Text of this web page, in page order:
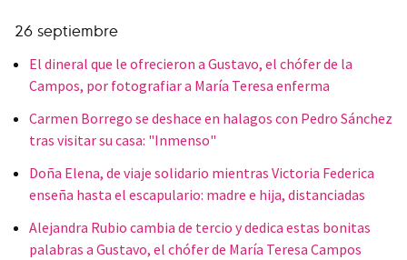
26 septiembre
El dineral que le ofrecieron a Gustavo, el chófer de la
Campos, por fotografiar a María Teresa enferma
Carmen Borrego se deshace en halagos con Pedro Sánchez
tras visitar su casa: "Inmenso"
Doña Elena, de viaje solidario mientras Victoria Federica
enseña hasta el escapulario: madre e hija, distanciadas
Alejandra Rubio cambia de tercio y dedica estas bonitas
palabras a Gustavo, el chófer de María Teresa Campos